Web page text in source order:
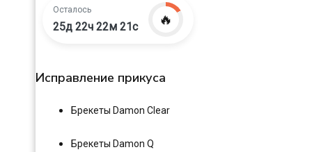
Осталось
25д 22ч 22м 20с 🔥
Исправление прикуса
Брекеты Damon Clear
Брекеты Damon Q